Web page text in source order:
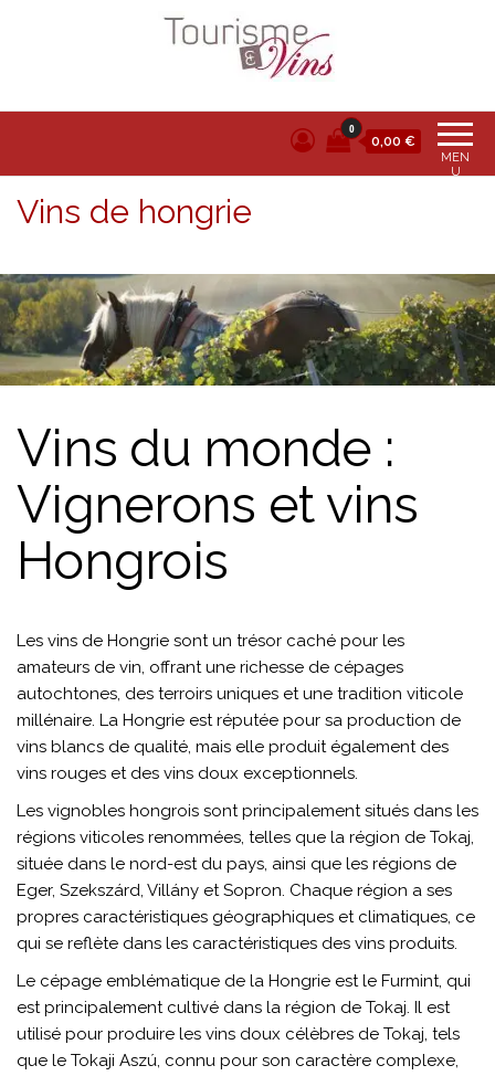
Tourisme et vins
MEN
U
0
0,00 €
Vins de hongrie
Vins du monde :
Vignerons et vins
Hongrois
Les vins de Hongrie sont un trésor caché pour les
amateurs de vin, offrant une richesse de cépages
autochtones, des terroirs uniques et une tradition viticole
millénaire. La Hongrie est réputée pour sa production de
vins blancs de qualité, mais elle produit également des
vins rouges et des vins doux exceptionnels.
Les vignobles hongrois sont principalement situés dans les
régions viticoles renommées, telles que la région de Tokaj,
située dans le nord-est du pays, ainsi que les régions de
Eger, Szekszárd, Villány et Sopron. Chaque région a ses
propres caractéristiques géographiques et climatiques, ce
qui se reflète dans les caractéristiques des vins produits.
Le cépage emblématique de la Hongrie est le Furmint, qui
est principalement cultivé dans la région de Tokaj. Il est
utilisé pour produire les vins doux célèbres de Tokaj, tels
que le Tokaji Aszú, connu pour son caractère complexe,